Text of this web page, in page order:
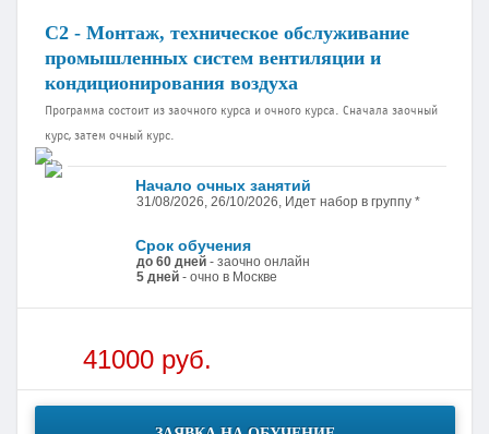
С2 - Монтаж, техническое обслуживание
промышленных систем вентиляции и
кондиционирования воздуха
Программа состоит из заочного курса и очного курса. Сначала заочный
курс, затем очный курс.
Начало очных занятий
31/08/2026, 26/10/2026, Идет набор в группу *
Срок обучения
до 60 дней - заочно онлайн
5 дней - очно в Москве
41000 руб.